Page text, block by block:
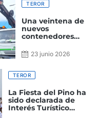
TEROR
Una veintena de
nuevos
contenedores
de vidrio se
instala en los
23 junio 2026
TEROR
La Fiesta del Pino ha
sido declarada de
Interés Turístico